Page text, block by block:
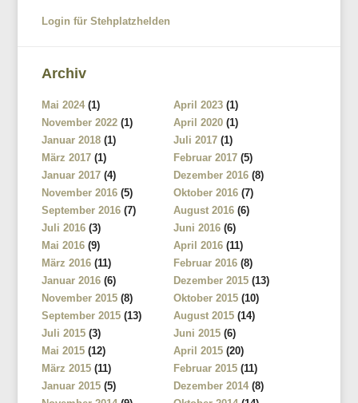
Login für Stehplatzhelden
Archiv
Mai 2024 (1) April 2023 (1)
November 2022 (1) April 2020 (1)
Januar 2018 (1) Juli 2017 (1)
März 2017 (1) Februar 2017 (5)
Januar 2017 (4) Dezember 2016 (8)
November 2016 (5) Oktober 2016 (7)
September 2016 (7) August 2016 (6)
Juli 2016 (3) Juni 2016 (6)
Mai 2016 (9) April 2016 (11)
März 2016 (11) Februar 2016 (8)
Januar 2016 (6) Dezember 2015 (13)
November 2015 (8) Oktober 2015 (10)
September 2015 (13) August 2015 (14)
Juli 2015 (3) Juni 2015 (6)
Mai 2015 (12) April 2015 (20)
März 2015 (11) Februar 2015 (11)
Januar 2015 (5) Dezember 2014 (8)